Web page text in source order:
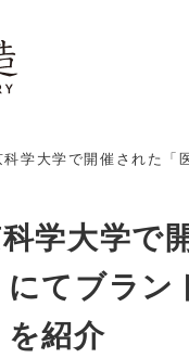
学大学で開催された
学大学で
てブラ
紹介